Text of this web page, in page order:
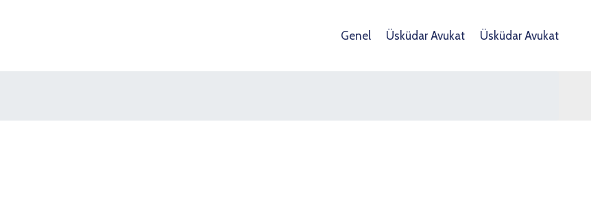
Genel Üsküdar Avukat Üsküdar Avukat